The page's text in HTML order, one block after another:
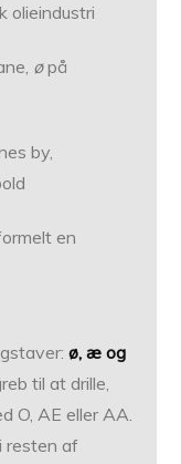
olieindustri
øpå
by,
en
ø, æ og
til at drille,
O, AE eller AA.
resten af